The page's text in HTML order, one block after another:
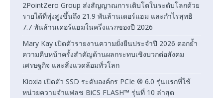
2PointZero Group ส่งสัญญาณการเติบโตในระดับโลกด้วย
รายได้ที่พุ่งสูงขึ้นถึง 21.9 พันล้านเดอร์แฮม และกำไรสุทธิ
7.7 พันล้านเดอร์แฮมในครึ่งแรกของปี 2026
Mary Kay เปิดตัวรายงานความยั่งยืนประจำปี 2026 ตอกย้ำ
ความคืบหน้าครั้งสำคัญด้านผลกระทบเชิงบวกต่อสังคม
เศรษฐกิจ และสิ่งแวดล้อมทั่วโลก
Kioxia เปิดตัว SSD ระดับองค์กร PCIe ® 6.0 รุ่นแรกที่ใช้
หน่วยความจำแฟลช BiCS FLASH™ รุ่นที่ 10 ล่าสุด